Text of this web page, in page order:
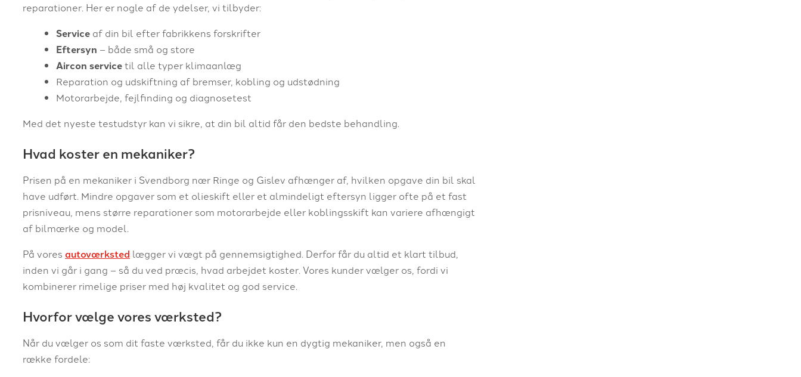
reparationer. Her er nogle af de ydelser, vi tilbyder:
Service af din bil efter fabrikkens forskrifter
Eftersyn – både små og store
Aircon servicetil alle typer klimaanlæg
Reparation og udskiftning af bremser, kobling og udstødning
Motorarbejde, fejlfinding og diagnosetest
Med det nyeste testudstyr kan vi sikre, at din bil altid får den bedste behandling.
Hvad koster en mekaniker?
Prisen på en mekaniker i Svendborg nær Ringe og Gislev afhænger af, hvilken opgave din bil skal
have udført. Mindre opgaver som et olieskift eller et almindeligt eftersyn ligger ofte på et fast
prisniveau, mens større reparationer som motorarbejde eller koblingsskift kan variere afhængigt
af bilmærke og model.
På vores autoværksted lægger vi vægt på gennemsigtighed. Derfor får du altid et klart tilbud,
inden vi går i gang – så du ved præcis, hvad arbejdet koster. Vores kunder vælger os, fordi vi
kombinerer rimelige priser med høj kvalitet og god service.
Hvorfor vælge vores værksted?
Når du vælger os som dit faste værksted, får du ikke kun en dygtig mekaniker, men også en
række fordele: